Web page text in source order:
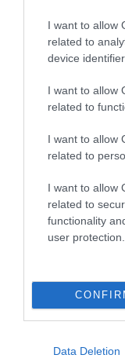
I want to allow
related to
device
I want to allow
related to
I want to allow
related to
I want to allow
related to
functionality
user protection.
Data Deletion